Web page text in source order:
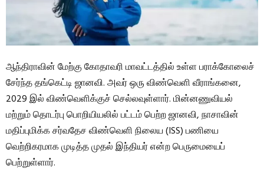
ஆந்திராவின் மேற்கு கோதாவரி மாவட்டத்தில் உள்ள பராக்கோலைச்
சேர்ந்த தங்கெட்டி ஜானவி. அவர் ஒரு விண்வெளி வீராங்கனை,
2029 இல் விண்வெளிக்குச் செல்லவுள்ளார். மின்னணுவியல்
மற்றும் தொடர்பு பொறியியலில் பட்டம் பெற்ற ஜானவி, நாசாவின்
மதிப்புமிக்க சர்வதேச விண்வெளி நிலைய (ISS) பணியை
வெற்றிகரமாக முடித்த முதல் இந்தியர் என்ற பெருமையைப்
பெற்றுள்ளார்.